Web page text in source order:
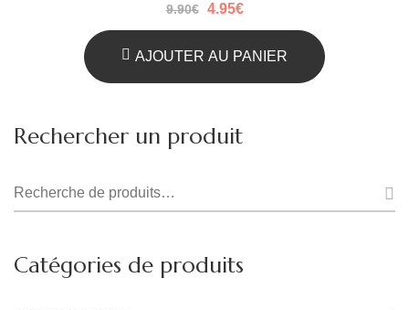
9.90€ Le
était :
9.90€.
4.95€Le
est :
4.95€.
AJOUTER AU PANIER
Rechercher un produit
Recherche
Catégories de produits